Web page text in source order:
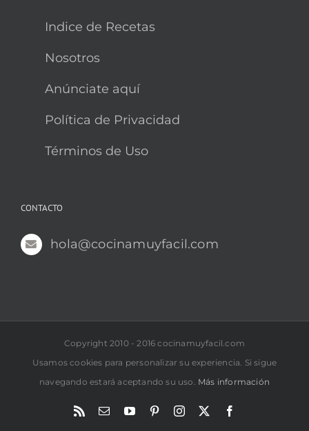
Indice de Recetas
Nosotros
Anúnciate aquí
Política de Privacidad
Términos de Uso
CONTACTO
hola@cocinamuyfacil.com
Copyright 2010 - 2016 cocinamuyfacil.com
Usamos cookies para personalizar su experiencia. Si sigue
navegando estará aceptando su uso. Más información
Rss
CorreoYouTubePinterestInstagram